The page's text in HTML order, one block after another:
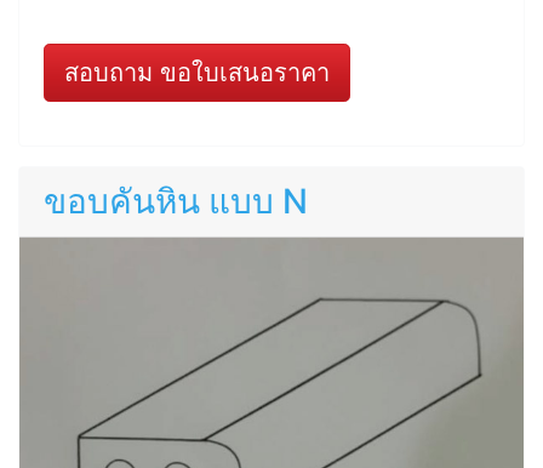
สอบถาม ขอใบเสนอราคา
ขอบคันหิน แบบ N